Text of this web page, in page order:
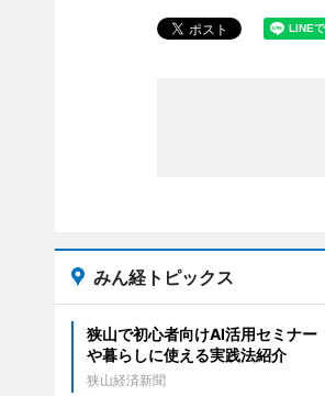
みん経トピックス
狭山で初心者向けAI活用セミナ
や暮らしに使える実践法紹介
狭山経済新聞